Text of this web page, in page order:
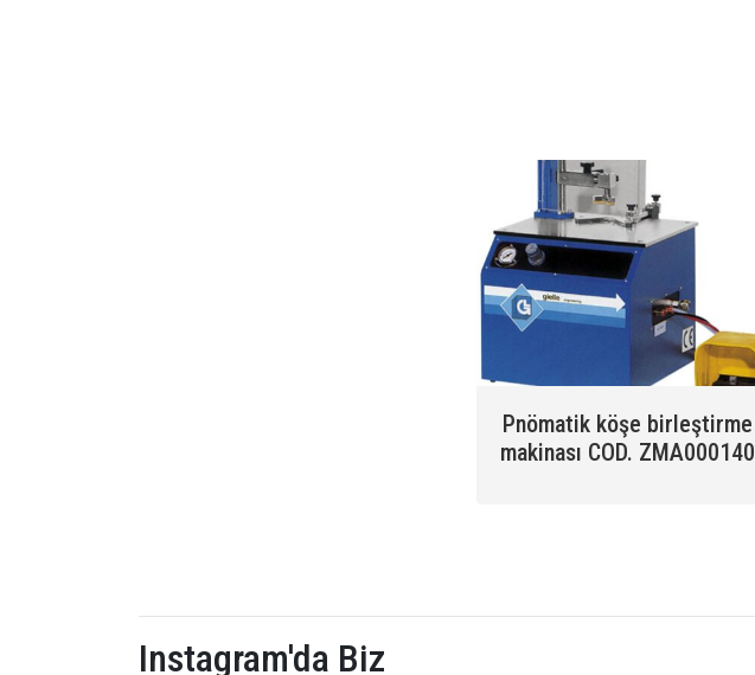
Pnömatik köşe birleştirme
makinası COD. ZMA000140
Instagram'da Biz